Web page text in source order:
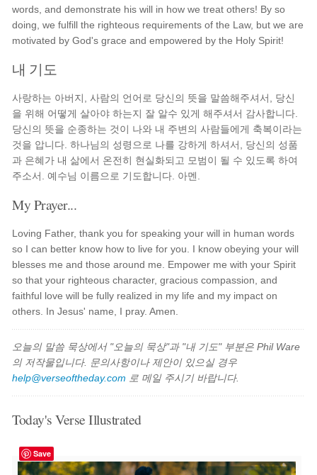
words, and demonstrate his will in how we treat others! By so
doing, we fulfill the righteous requirements of the Law, but we are
motivated by God's grace and empowered by the Holy Spirit!
내 기도
사랑하는 아버지, 사람의 언어로 당신의 뜻을 말씀해주셔서, 당신
을 위해 어떻게 살아야 하는지 잘 알수 있게 해주셔서 감사합니다.
당신의 뜻을 순종하는 것이 나와 내 주변의 사람들에게 축복이라는
것을 압니다. 하나님의 성령으로 나를 강하게 하셔서, 당신의 성품
과 은혜가 내 삶에서 온전히 현실화되고 모범이 될 수 있도록 하여
주소서. 예수님 이름으로 기도합니다. 아멘.
My Prayer...
Loving Father, thank you for speaking your will in human words
so I can better know how to live for you. I know obeying your will
blesses me and those around me. Empower me with your Spirit
so that your righteous character, gracious compassion, and
faithful love will be fully realized in my life and my impact on
others. In Jesus' name, I pray. Amen.
오늘의 말씀 묵상에서 "오늘의 묵상"과 "내 기도" 부분은 Phil Ware
의 저작물입니다. 문의사항이나 제안이 있으실 경우
help@verseoftheday.com 로 메일 주시기 바랍니다.
Today's Verse Illustrated
Save